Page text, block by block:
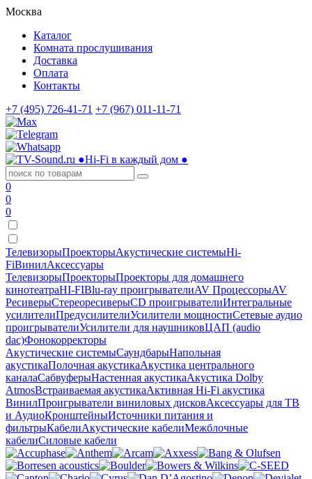
Москва
Каталог
Комната прослушивания
Доставка
Оплата
Контакты
+7 (495) 726-41-71 +7 (967) 011-11-71
●Hi-Fi в каждый дом ●
0
0
0
ТелевизорыПроекторыАкустические системыHi-
FiВинилАксессуары
ТелевизорыПроекторыПроекторы для домашнего
кинотеатраHI-FIBlu-ray проигрывателиAV ПроцессорыAV
РесиверыСтереоресиверыCD проигрывателиИнтегральные
усилителиПредусилителиУсилители мощностиСетевые аудио
проигрывателиУсилители для наушниковЦАП (audio
dac)Фонокорректоры
Акустические системыСаундбарыНапольная
акустикаПолочная акустикаАкустика центрального
каналаСабвуферыНастенная акустикаАкустика Dolby
AtmosВстраиваемая акустикаАктивная Hi-Fi акустика
ВинилПроигрыватели виниловых дисковАксессуары для ТВ
и АудиоКронштейныИсточники питания и
фильтрыКабелиАкустические кабелиМежблочные
кабелиСиловые кабели